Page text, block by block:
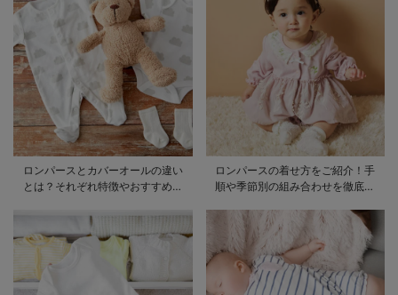
ロンパースとカバーオールの違い
とは？それぞれ特徴やおすすめ商
ロンパースの着せ方をご紹介！手
順や季節別の組み合わせを徹底解